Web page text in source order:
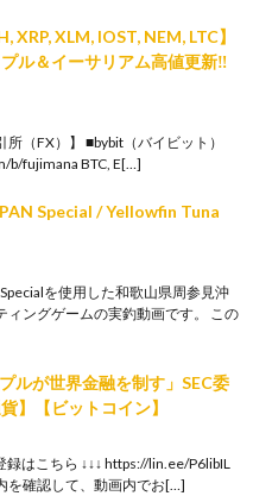
XRP, XLM, IOST, NEM, LTC】
ル＆イーサリアム高値更新‼️
所（FX）】 ■bybit（バイビット）
b/fujimana BTC, E[…]
Special / Yellowfin Tuna
を使用した和歌山県周参見沖
ィングゲームの実釣動画です。 この
ルが世界金融を制す」SEC委
】【ビットコイン】
録はこちら ↓↓↓ https://lin.ee/P6libIL
を確認して、動画内でお[…]